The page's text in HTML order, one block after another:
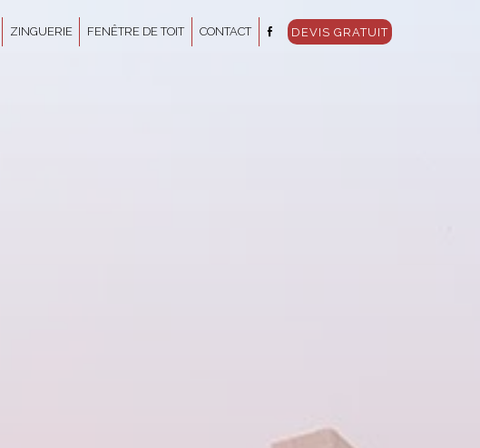
ZINGUERIE FENÊTRE DE TOIT CONTACT DEVIS GRATUIT